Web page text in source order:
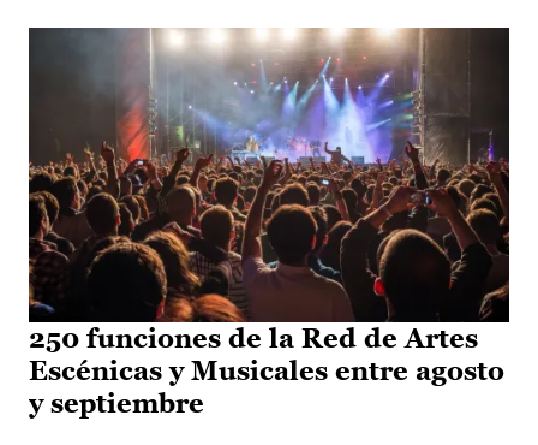
250 funciones de la Red de Artes
Escénicas y Musicales entre agosto
y septiembre